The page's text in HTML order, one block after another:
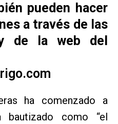
pueden hacer
a través de las
de la web del
ha comenzado a
como “el